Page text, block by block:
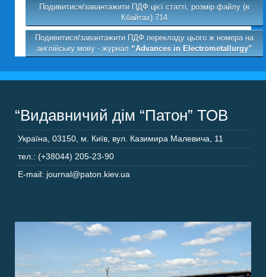
Подивитися/завантажити ПДФ цієї статті, розмір файлу (в
Кбайтах):714
Подивитися/завантажити ПДФ перекладу цього ж номера на
англійську мову - журнал “Advances in Electrometallurgy”
“Видавничий дім “Патон” ТОВ
Україна 03150 м. Київ, вул. Казимира Малевича, 11
тел.: (+38044) 205-23-90
E-mail: journal@paton.kiev.ua